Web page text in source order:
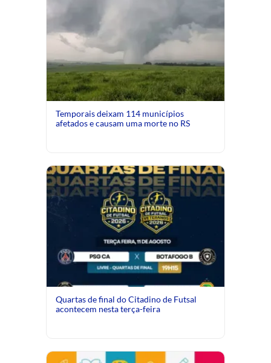
Temporais deixam 114 municípios
afetados e causam uma morte no RS
Quartas de final do Citadino de Futsal
acontecem nesta terça-feira